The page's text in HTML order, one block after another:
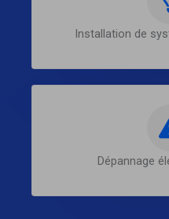
Installation de
Dépannage